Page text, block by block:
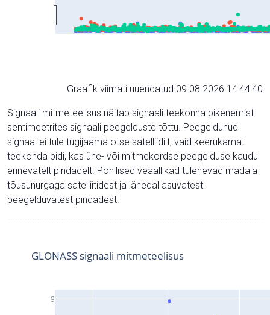
Graafik viimati uuendatud 09.08.2026 14:44:40
Signaali mitmeteelisus näitab signaali teekonna pikenemist
sentimeetrites signaali peegelduste tõttu. Peegeldunud
signaal ei tule tugijaama otse satelliidilt, vaid keerukamat
teekonda pidi, kas ühe- või mitmekordse peegelduse kaudu
erinevatelt pindadelt. Põhilised veaallikad tulenevad madala
tõusunurgaga satelliitidest ja lähedal asuvatest
peegelduvatest pindadest.
9
GLONASS signaali mitmeteelisus